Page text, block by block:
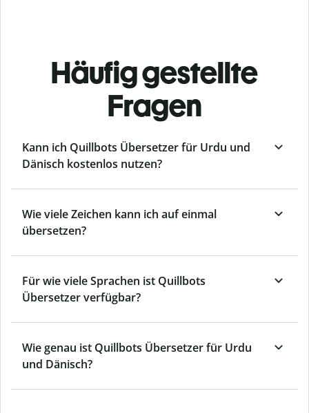
Häufig gestellte
Fragen
Kann ich Quillbots Übersetzer für Urdu und
Dänisch kostenlos nutzen?
Wie viele Zeichen kann ich auf einmal
übersetzen?
Für wie viele Sprachen ist Quillbots
Übersetzer verfügbar?
Wie genau ist Quillbots Übersetzer für Urdu
und Dänisch?